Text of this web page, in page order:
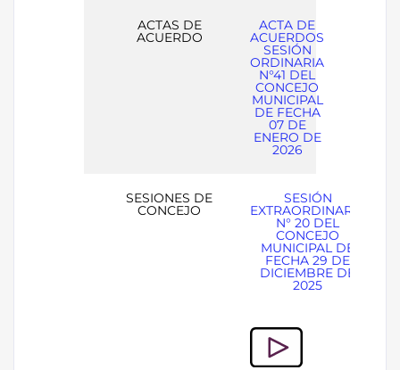
ACTAS DE
ACUERDO
ACTA DE
ACUERDOS
SESIÓN
ORDINARIA
N°41 DEL
CONCEJO
MUNICIPAL
DE FECHA
07 DE
ENERO DE
2026
SESIONES DE
CONCEJO
SESIÓN
EXTRAORDINARIA
N° 20 DEL
CONCEJO
MUNICIPAL DE
FECHA 29 DE
DICIEMBRE DE
2025